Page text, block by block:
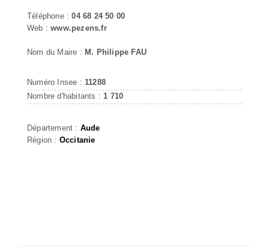
Téléphone :04 68 24 50 00
Web :www.pezens.fr
Nom du Maire : M. Philippe FAU
Numéro Insee : 11288
Nombre d'habitants : 1 710
Département : Aude
Région : Occitanie